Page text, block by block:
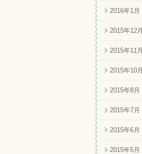
2016年1月
2015年12月
2015年11月
2015年10月
2015年8月
2015年7月
2015年6月
2015年5月